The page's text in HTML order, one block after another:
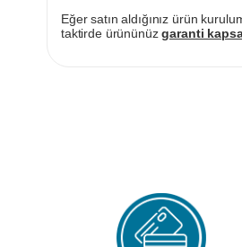
Eğer satın aldığınız ürün
taktirde ürününüzgaranti